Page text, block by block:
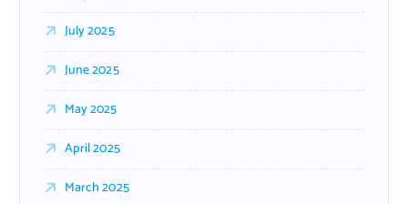
July 2025
June 2025
May 2025
April 2025
March 2025